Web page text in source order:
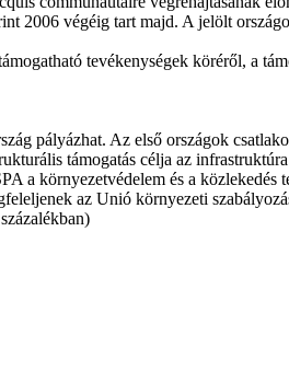
2006 végéig tart majd. A jelölt
tevékenységek köréről, a
pályázhat. Az első országok
támogatás célja az
a környezetvédelem és a
az Unió környezeti